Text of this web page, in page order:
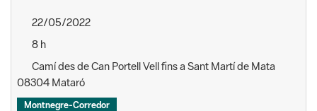
22/05/2022
8 h
Camí des de Can Portell Vell fins a Sant Martí de Mata
08304 Mataró
Montnegre-Corredor